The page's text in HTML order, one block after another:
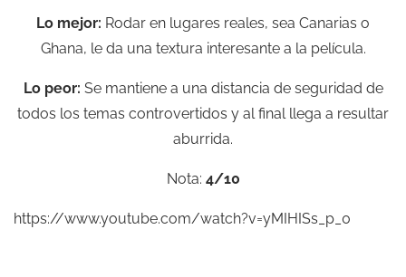
Lo mejor: Rodar en lugares reales, sea Canarias o
Ghana, le da una textura interesante a la película.
Lo peor: Se mantiene a una distancia de seguridad de
todos los temas controvertidos y al final llega a resultar
aburrida.
Nota: 4/10
https://www.youtube.com/watch?v=yMIHISs_p_0